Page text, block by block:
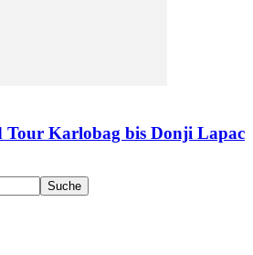
Karlobag bis Donji Lapac